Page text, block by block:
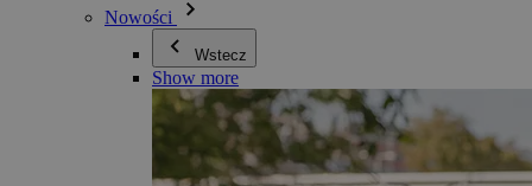
Nowości
Wstecz
Show more